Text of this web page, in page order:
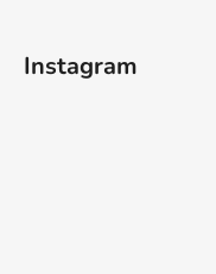
Instagram